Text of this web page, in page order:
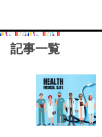
記事一覧